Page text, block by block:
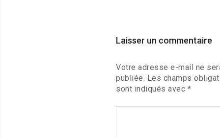
Laisser un commentaire
Votre adresse e-mail ne
publiée. Les champs
sont indiqués avec *